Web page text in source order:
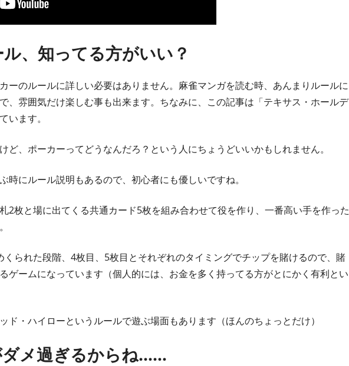
、知ってる方がいい？
ーのルールに詳しい必要はありません。麻雀マンガを読む時、あんまりルールに
、雰囲気だけ楽しむ事も出来ます。ちなみに、この記事は「テキサス・ホールデ
います。
ど、ポーカーってどうなんだろ？という人にちょうどいいかもしれません。
時にルール説明もあるので、初心者にも優しいですね。
2枚と場に出てくる共通カード5枚を組み合わせて役を作り、一番高い手を作った
られた段階、4枚目、5枚目とそれぞれのタイミングでチップを賭けるので、賭
ゲームになっています（個人的には、お金を多く持ってる方がとにかく有利とい
ド・ハイローというルールで遊ぶ場面もあります（ほんのちょっとだけ）
ダメ過ぎるからね……